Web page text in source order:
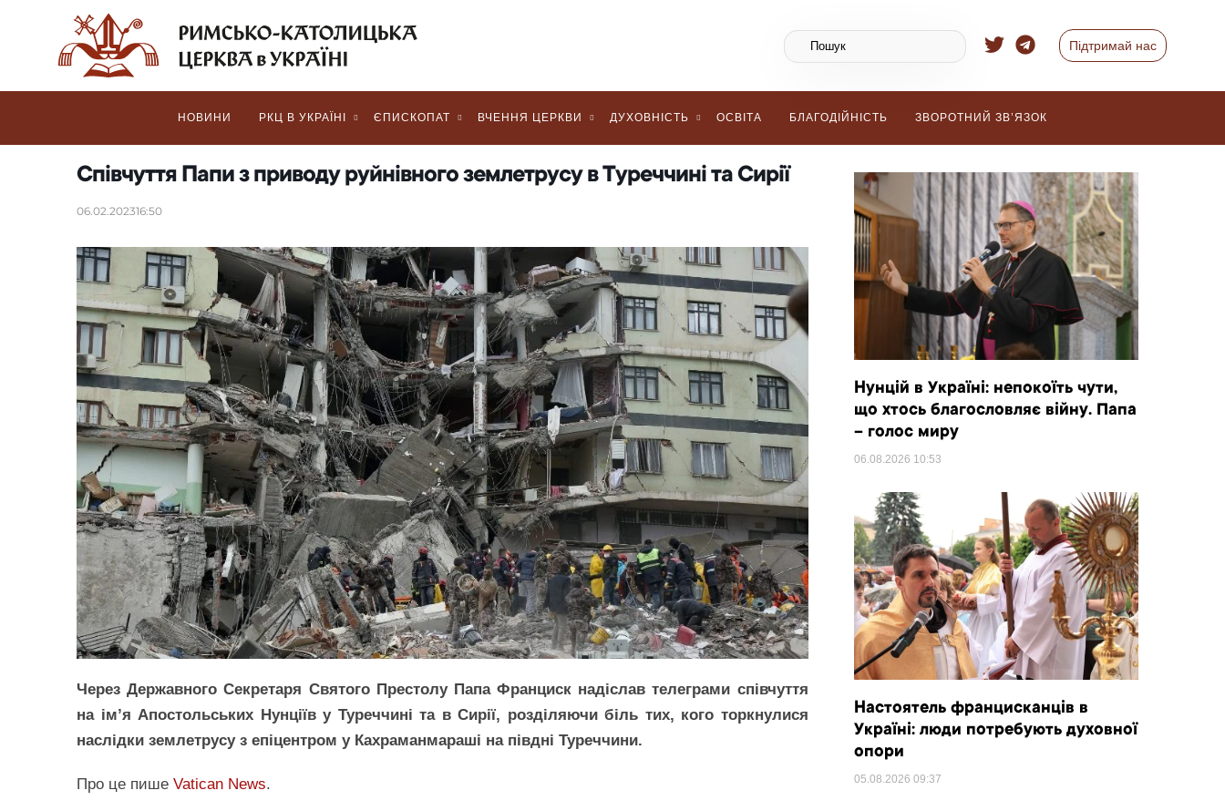
Підтримай нас
НОВИНИ РКЦ В УКРАЇНІ ЄПИСКОПАТ ВЧЕННЯ ЦЕРКВИ ДУХОВНІСТЬ ОСВІТА БЛАГОДІЙНІСТЬ ЗВОРОТНИЙ ЗВ’ЯЗОК
Співчуття Папи з приводу руйнівного землетрусу в Туреччині та Сирії
06.02.202316:50
Через Державного Секретаря Святого Престолу Папа Франциск надіслав телеграми співчуття
на ім’я Апостольських Нунціїв у Туреччині та в Сирії, розділяючи біль тих, кого торкнулися
наслідки землетрусу з епіцентром у Кахраманмараші на півдні Туреччини.
Про це пише Vatican News.
Нунцій в Україні: непокоїть чути,
що хтось благословляє війну. Папа
– голос миру
06.08.2026 10:53
Настоятель францисканців в
Україні: люди потребують духовної
опори
05.08.2026 09:37